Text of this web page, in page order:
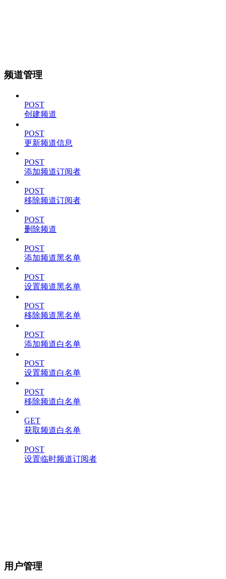
频道管理
POST
创建频道
POST
更新频道信息
POST
添加频道订阅者
POST
移除频道订阅者
POST
删除频道
POST
添加频道黑名单
POST
设置频道黑名单
POST
移除频道黑名单
POST
添加频道白名单
POST
设置频道白名单
POST
移除频道白名单
GET
获取频道白名单
POST
设置临时频道订阅者
用户管理